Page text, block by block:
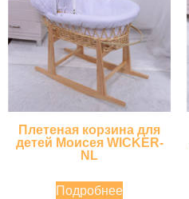
Плетеная корзина для
детей Моисея WICKER-
NL
Подробнее